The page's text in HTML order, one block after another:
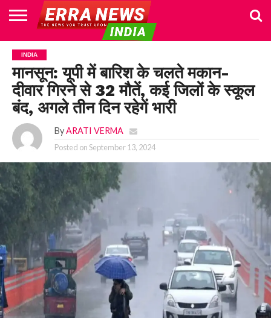
HOME
POLITICS
NEWS
BUSINESS
CULTURE
NATIONAL
SPORTS
LIFESTYLE
TRAVEL
OPINION
BREAKING
NEWS
ENTERTAINMENT
WORLD
CRIME
JOIN
US
INDIA
मानसून: यूपी में बारिश के चलते मकान-
दीवार गिरने से 32 मौतें, कई जिलों के स्कूल
बंद, अगले तीन दिन रहेगें भारी
By ARATI VERMA
Posted onSeptember 13, 2024